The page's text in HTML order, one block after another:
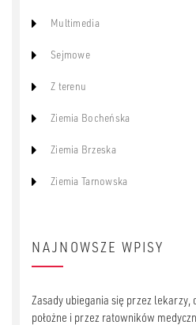
Multimedia
Sejmowe
Z terenu
Ziemia Bocheńska
Ziemia Brzeska
Ziemia Tarnowska
NAJNOWSZE WPISY
Zasady ubiegania się przez
położne i przez ratowników